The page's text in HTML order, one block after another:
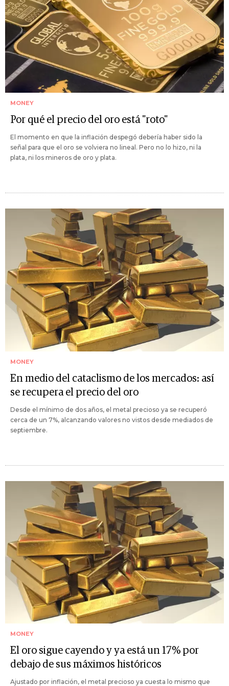
MONEY
Por qué el precio del oro está "roto"
El momento en que la inflación despegó debería haber sido la
señal para que el oro se volviera no lineal. Pero no lo hizo, ni la
plata, ni los mineros de oro y plata.
MONEY
En medio del cataclismo de los mercados: así
se recupera el precio del oro
Desde el mínimo de dos años, el metal precioso ya se recuperó
cerca de un 7%, alcanzando valores no vistos desde mediados de
septiembre.
MONEY
El oro sigue cayendo y ya está un 17% por
debajo de sus máximos históricos
Ajustado por inflación, el metal precioso ya cuesta lo mismo que